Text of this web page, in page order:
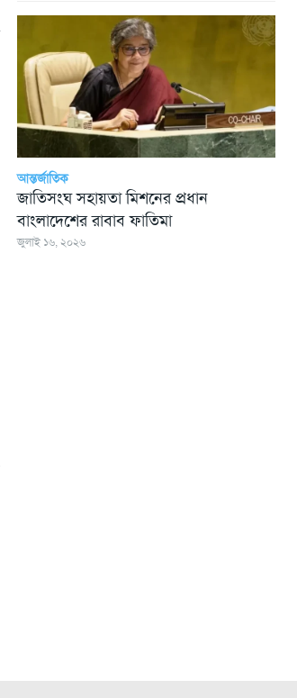
আন্তর্জাতিক
জাতিসংঘ সহায়তা মিশনের প্রধান
বাংলাদেশের রাবাব ফাতিমা
জুলাই ১৬, ২০২৬